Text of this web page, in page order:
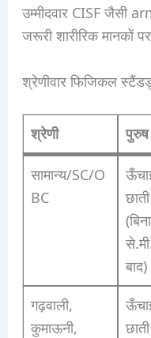
उम्मीदवार CISF जैसी
जरूरी शारीरिक मानकों
श्रेणीवार फिजिकल
श्रेणी पुरुष
सामान्य/SC/O
BC
बाद)
गढ़वाली,
कुमाऊनी,